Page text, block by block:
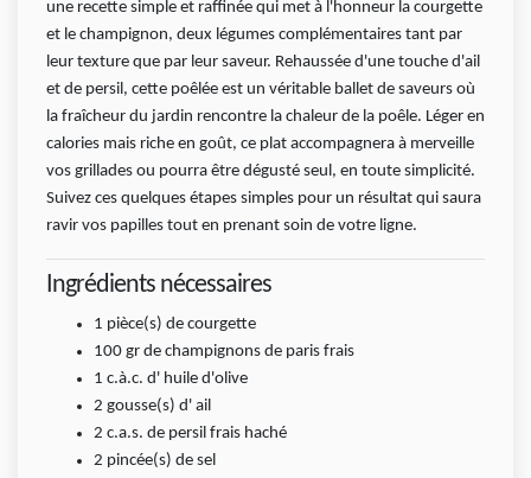
une recette simple et raffinée qui met à l'honneur la courgette
et le champignon, deux légumes complémentaires tant par
leur texture que par leur saveur. Rehaussée d'une touche d'ail
et de persil, cette poêlée est un véritable ballet de saveurs où
la fraîcheur du jardin rencontre la chaleur de la poêle. Léger en
calories mais riche en goût, ce plat accompagnera à merveille
vos grillades ou pourra être dégusté seul, en toute simplicité.
Suivez ces quelques étapes simples pour un résultat qui saura
ravir vos papilles tout en prenant soin de votre ligne.
Ingrédients nécessaires
1 pièce(s) de courgette
100 gr de champignons de paris frais
1 c.à.c. d' huile d'olive
2 gousse(s) d' ail
2 c.a.s. de persil frais haché
2 pincée(s) de sel